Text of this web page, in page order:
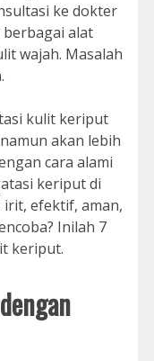
ke dokter
alat
wajah. Masalah
kulit keriput
akan lebih
cara alami
keriput di
irit, efektif, aman,
Inilah 7
keriput.